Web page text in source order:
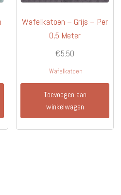
Wafelkatoen – Grijs – Per
0,5 Meter
€5.50
Wafelkatoen
Toevoegen aan
winkelwagen